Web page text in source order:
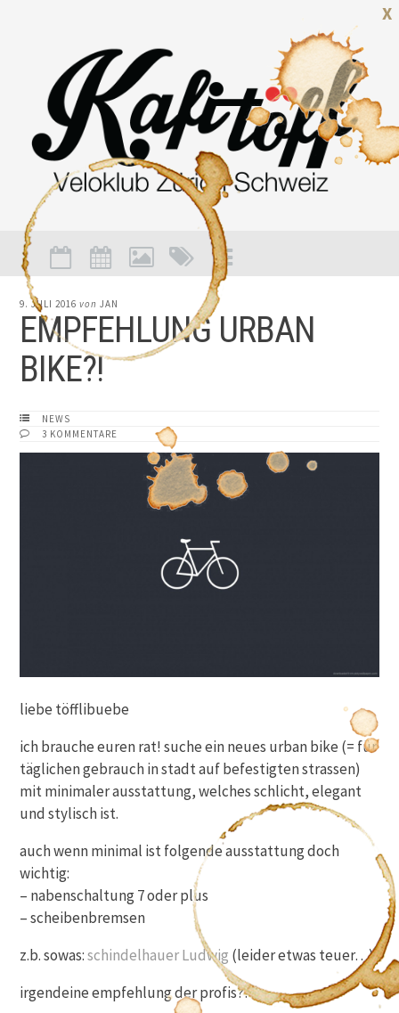
X
9. JULI 2016 vonJAN
EMPFEHLUNG URBAN
BIKE?!
NEWS
3 KOMMENTARE
liebe töfflibuebe
ich brauche euren rat! suche ein neues urban bike (= für
täglichen gebrauch in stadt auf befestigten strassen)
mit minimaler ausstattung, welches schlicht, elegant
und stylisch ist.
auch wenn minimal ist folgende ausstattung doch
wichtig:
– nabenschaltung 7 oder plus
– scheibenbremsen
z.b. sowas:schindelhauer Ludwig (leider etwas teuer…)
irgendeine empfehlung der profis?!